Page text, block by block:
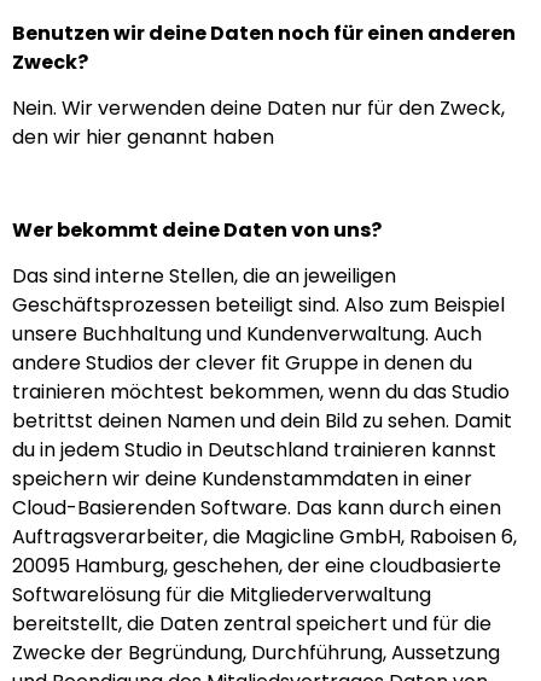
Benutzen wir deine Daten noch für einen anderen
Zweck?
Nein. Wir verwenden deine Daten nur für den Zweck,
den wir hier genannt haben
Wer bekommt deine Daten von uns?
Das sind interne Stellen, die an jeweiligen
Geschäftsprozessen beteiligt sind. Also zum Beispiel
unsere Buchhaltung und Kundenverwaltung. Auch
andere Studios der clever fit Gruppe in denen du
trainieren möchtest bekommen, wenn du das Studio
betrittst deinen Namen und dein Bild zu sehen. Damit
du in jedem Studio in Deutschland trainieren kannst
speichern wir deine Kundenstammdaten in einer
Cloud-Basierenden Software. Das kann durch einen
Auftragsverarbeiter, die Magicline GmbH, Raboisen 6,
20095 Hamburg, geschehen, der eine cloudbasierte
Softwarelösung für die Mitgliederverwaltung
bereitstellt, die Daten zentral speichert und für die
Zwecke der Begründung, Durchführung, Aussetzung